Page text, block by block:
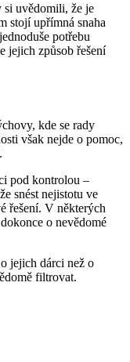
si uvědomili, že je
stojí upřímná snaha
potřebu
jejich způsob řešení
kde se rady
však nejde o pomoc,
pod kontrolou –
snést nejistotu ve
řešení. V některých
o nevědomé
jejich dárci než o
filtrovat.